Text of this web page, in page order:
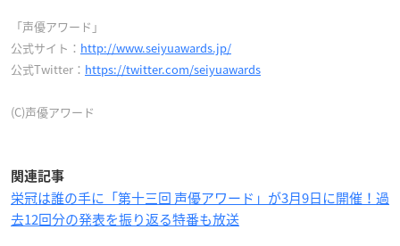
「声優アワード」
公式サイト： http://www.seiyuawards.jp/
公式Twitter： https://twitter.com/seiyuawards
(C)声優アワード
関連記事
栄冠は誰の手に「第十三回 声優アワード」が3月9日に開催！過
去12回分の発表を振り返る特番も放送